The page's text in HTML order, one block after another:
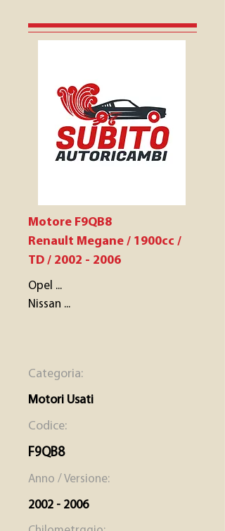
Motore F9QB8
Renault Megane / 1900cc /
TD / 2002 - 2006
Opel ...
Nissan ...
Categoria:
Motori Usati
Codice:
F9QB8
Anno / Versione:
2002 - 2006